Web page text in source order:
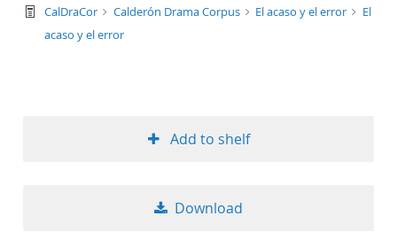
text/tg.work+xml
CalDraCor Calderón Drama Corpus El acaso y el error
El
acaso y el error
Add to shelf
Download